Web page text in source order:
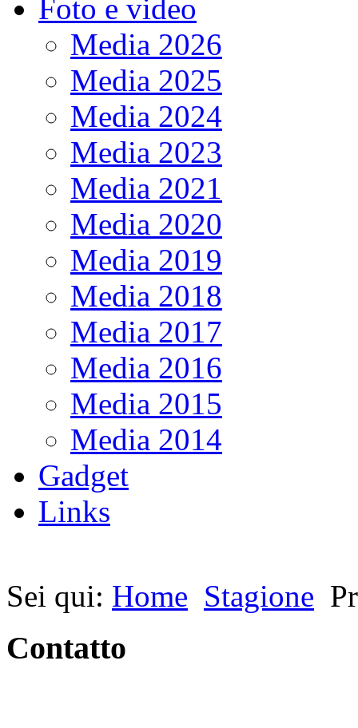
Foto e video
Media 2026
Media 2025
Media 2024
Media 2023
Media 2021
Media 2020
Media 2019
Media 2018
Media 2017
Media 2016
Media 2015
Media 2014
Gadget
Links
Sei qui: Home Stagione
Contatto